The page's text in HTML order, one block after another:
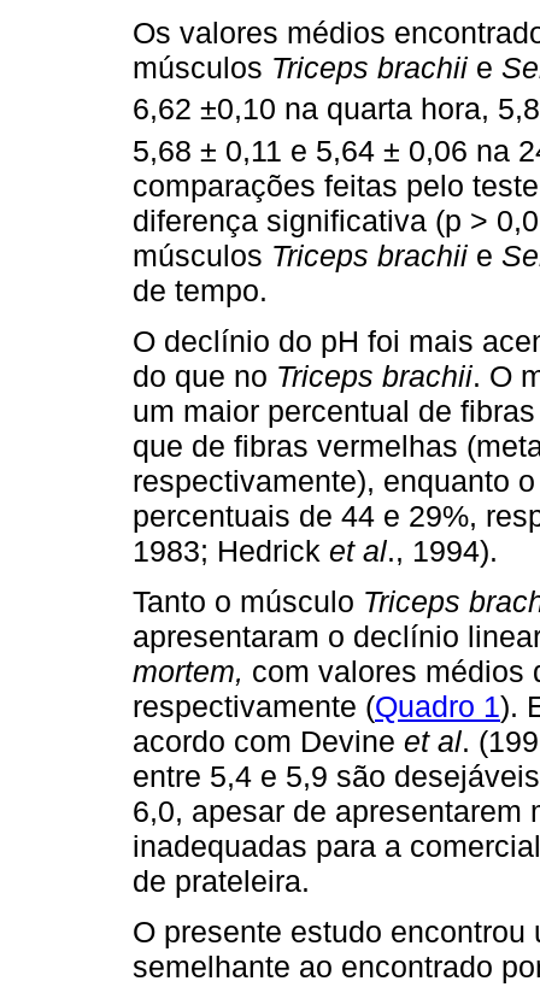
Os valores médios
músculos Triceps brachii e
6,62 ±0,10 na quarta hora,
5,68 ± 0,11 e 5,64 ± 0,06 na
comparações feitas pelo
diferença significativa (p >
músculos Triceps brachii e
de tempo.
O declínio do pH foi mais
do que no Triceps brachii. O
um maior percentual de
que de fibras vermelhas
respectivamente), enquanto
percentuais de 44 e 29%,
1983; Hedrick et al., 1994).
Tanto o músculo Triceps
apresentaram o declínio
mortem, com valores médios
respectivamente (Quadro 1).
acordo com Devine et al.
entre 5,4 e 5,9 são
6,0, apesar de
inadequadas para a
de prateleira.
O presente estudo
semelhante ao encontrado